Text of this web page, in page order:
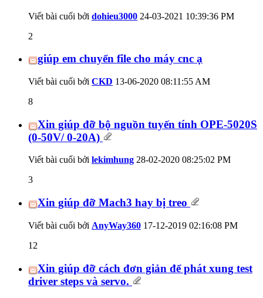
Viết bài cuối bởi dohieu3000 24-03-2021 10:39:36 PM
2
giúp em chuyển file cho máy cnc ạ
Viết bài cuối bởi CKD 13-06-2020 08:11:55 AM
8
Xin giúp đỡ bộ nguồn tuyến tính OPE-5020S
(0-50V/ 0-20A)
Viết bài cuối bởi lekimhung 28-02-2020 08:25:02 PM
3
Xin giúp đỡ Mach3 hay bị treo
Viết bài cuối bởi AnyWay360 17-12-2019 02:16:08 PM
12
Xin giúp đỡ cách đơn giản để phát xung test
driver steps và servo.